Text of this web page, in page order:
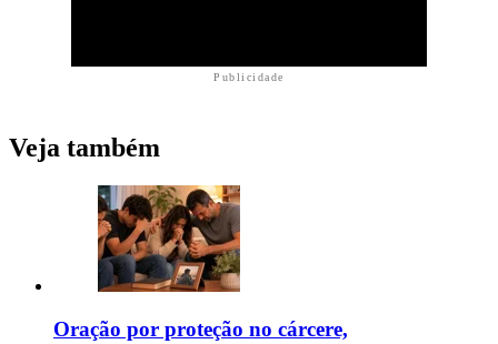
Publicidade
Veja também
Oração por proteção no cárcere,